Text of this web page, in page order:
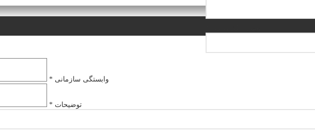
وابستگی سازمانی *
توضیحات *